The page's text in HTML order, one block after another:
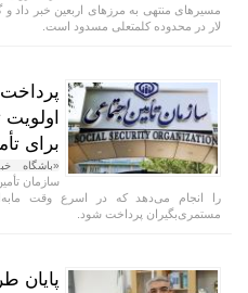
مسیر‌های منتهی به مرز‌های اربعین خبر داد
لار در محدوده کلمتعلی مسدود است.
برای
«باشگاه
سازمان
را انجام می‌دهد که در اسرع وقت
مستمری‌بگیران پرداخت شود.